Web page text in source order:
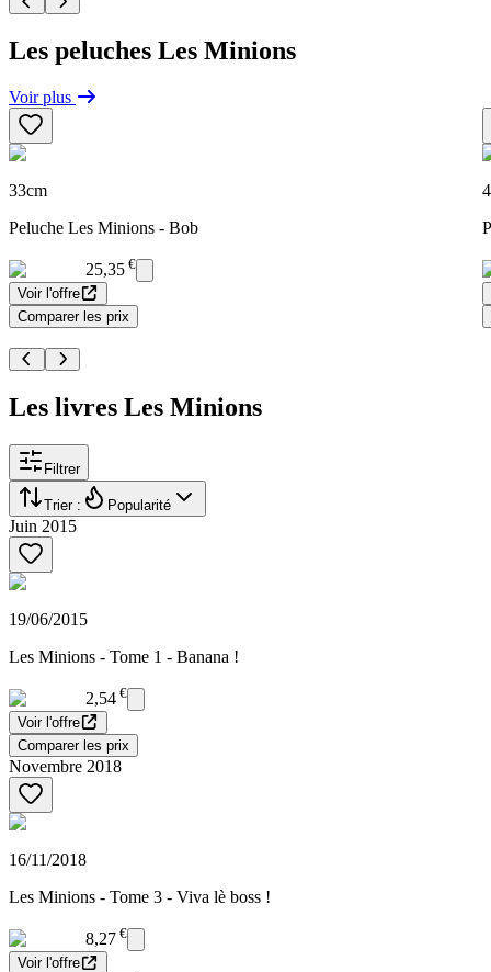
Les peluches Les Minions
Voir plus
33cm
Peluche Les Minions - Bob
25,35 €
Voir l'offre
Comparer les prix
Les livres Les Minions
Filtrer
Trier : Popularité
Juin 2015
19/06/2015
Les Minions - Tome 1 - Banana !
2,54 €
Voir l'offre
Comparer les prix
Novembre 2018
16/11/2018
Les Minions - Tome 3 - Viva lè boss !
8,27 €
Voir l'offre